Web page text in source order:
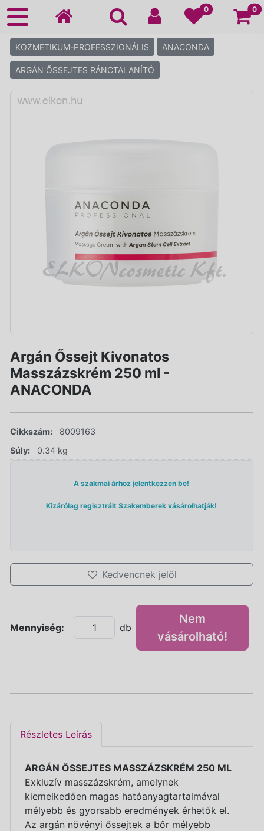
0 0
KOZMETIKUM-PROFESSZIONÁLIS ANACONDA
ARGÁN ŐSSEJTES RÁNCTALANÍTÓ
Argán Őssejt Kivonatos
Masszázskrém 250 ml -
ANACONDA
Cikkszám:
8009163
Súly:
0.34 kg
A szakmai árhoz jelentkezzen be!
Kizárólag regisztrált Szakemberek vásárolhatják!
Kedvencnek jelöl
Mennyiség: db
Nem
vásárolható!
Részletes Leírás
ARGÁN ŐSSEJTES MASSZÁZSKRÉM 250 ML
Exkluzív masszázskrém, amelynek
kiemelkedően magas hatóanyagtartalmával
mélyebb és gyorsabb eredmények érhetők el.
Az argán növényi őssejtek a bőr mélyebb